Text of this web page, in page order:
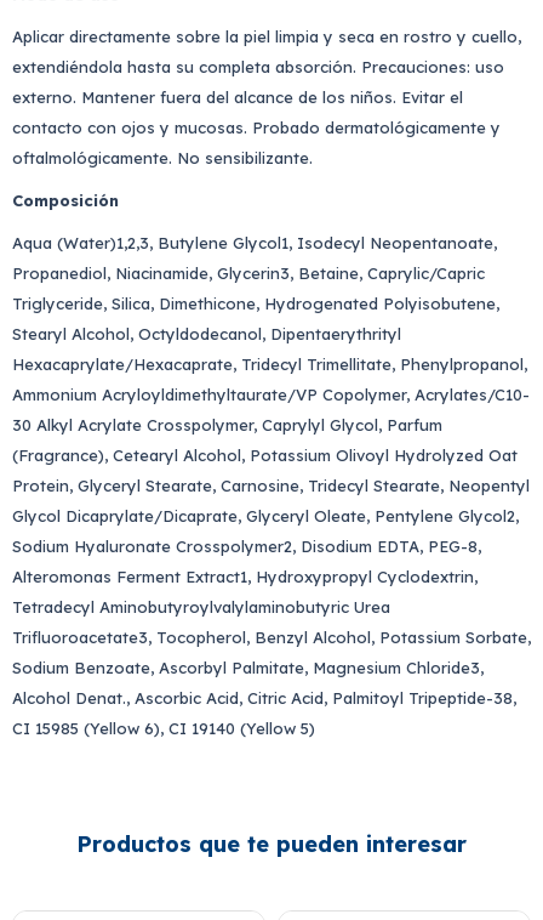
Aplicar directamente sobre la piel limpia y seca en rostro y cuello,
extendiéndola hasta su completa absorción. Precauciones: uso
externo. Mantener fuera del alcance de los niños. Evitar el
contacto con ojos y mucosas. Probado dermatológicamente y
oftalmológicamente. No sensibilizante.
Composición
Aqua (Water)1,2,3, Butylene Glycol1, Isodecyl Neopentanoate,
Propanediol, Niacinamide, Glycerin3, Betaine, Caprylic/Capric
Triglyceride, Silica, Dimethicone, Hydrogenated Polyisobutene,
Stearyl Alcohol, Octyldodecanol, Dipentaerythrityl
Hexacaprylate/Hexacaprate, Tridecyl Trimellitate, Phenylpropanol,
Ammonium Acryloyldimethyltaurate/VP Copolymer, Acrylates/C10-
30 Alkyl Acrylate Crosspolymer, Caprylyl Glycol, Parfum
(Fragrance), Cetearyl Alcohol, Potassium Olivoyl Hydrolyzed Oat
Protein, Glyceryl Stearate, Carnosine, Tridecyl Stearate, Neopentyl
Glycol Dicaprylate/Dicaprate, Glyceryl Oleate, Pentylene Glycol2,
Sodium Hyaluronate Crosspolymer2, Disodium EDTA, PEG-8,
Alteromonas Ferment Extract1, Hydroxypropyl Cyclodextrin,
Tetradecyl Aminobutyroylvalylaminobutyric Urea
Trifluoroacetate3, Tocopherol, Benzyl Alcohol, Potassium Sorbate,
Sodium Benzoate, Ascorbyl Palmitate, Magnesium Chloride3,
Alcohol Denat., Ascorbic Acid, Citric Acid, Palmitoyl Tripeptide-38,
CI 15985 (Yellow 6), CI 19140 (Yellow 5)
Productos que te pueden interesar